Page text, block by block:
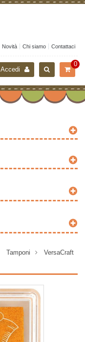
Novità Chi siamo Contattaci
0
Accedi
Tamponi >
VersaCraft